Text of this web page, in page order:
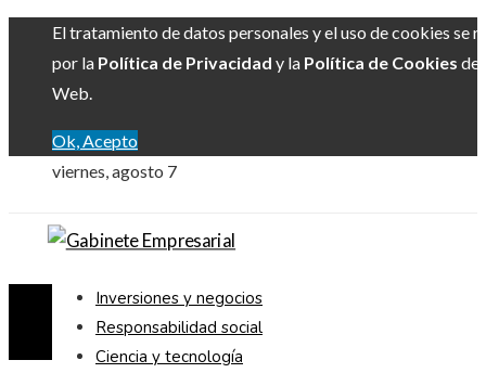
El tratamiento de datos personales y el uso de cookies se
por la Política de Privacidad y la Política de Cookies
Web.
Ok, Acepto
viernes, agosto 7
Inversiones y negocios
Responsabilidad social
Ciencia y tecnología